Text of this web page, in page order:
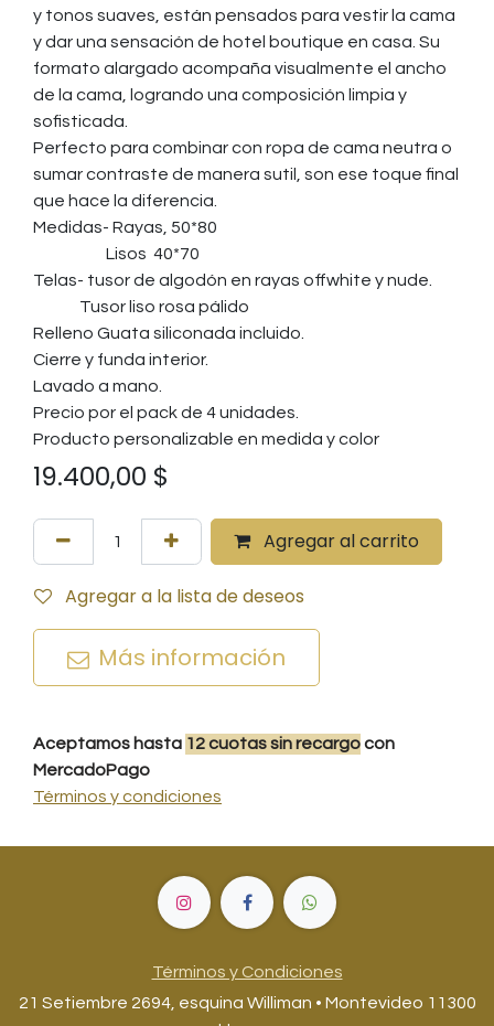
y tonos suaves, están pensados para vestir la cama
y dar una sensación de hotel boutique en casa. Su
formato alargado acompaña visualmente el ancho
de la cama, logrando una composición limpia y
sofisticada.
Perfecto para combinar con ropa de cama neutra o
sumar contraste de manera sutil, son ese toque final
que hace la diferencia.
Medidas- Rayas, 50*80
Lisos 40*70
Telas- tusor de algodón en rayas offwhite y nude.
Tusor liso rosa pálido
Relleno Guata siliconada incluido.
Cierre y funda interior.
Lavado a mano.
Precio por el pack de 4 unidades.
Producto personalizable en medida y color
19.400,00 $
Agregar al carrito
Agregar a la lista de deseos
Más información
Aceptamos hasta 12cuotassin recargocon
MercadoPago
Términos y condiciones
Términos y Condiciones
21 Setiembre 2694, esquina Williman • Montevideo 11300